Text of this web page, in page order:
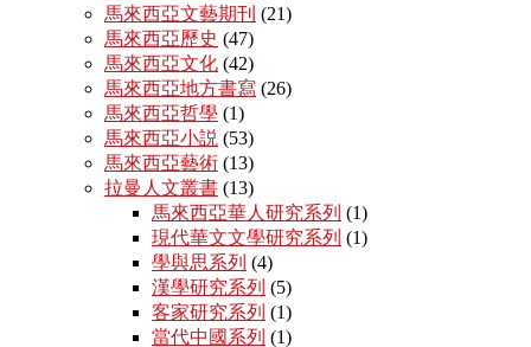
馬來西亞文藝期刊 (21)
馬來西亞歷史 (47)
馬來西亞文化 (42)
馬來西亞地方書寫 (26)
馬來西亞哲學 (1)
馬來西亞小説 (53)
馬來西亞藝術 (13)
拉曼人文叢書 (13)
馬來西亞華人研究系列 (1)
現代華文文學研究系列 (1)
學與思系列 (4)
漢學研究系列 (5)
客家研究系列 (1)
當代中國系列 (1)